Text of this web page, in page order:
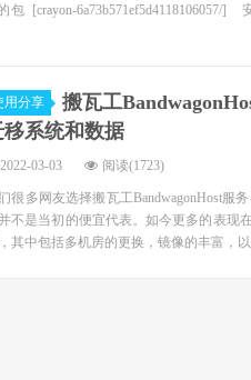
[crayon-
用分享
搬瓦工
移系统和数据
2022-03-03 阅读(1723)
很多网友选择搬瓦工BandwagonHost服
不是当初的便宜代表。如今更多的表现
其中包括多机房的更换，镜像的丰富，